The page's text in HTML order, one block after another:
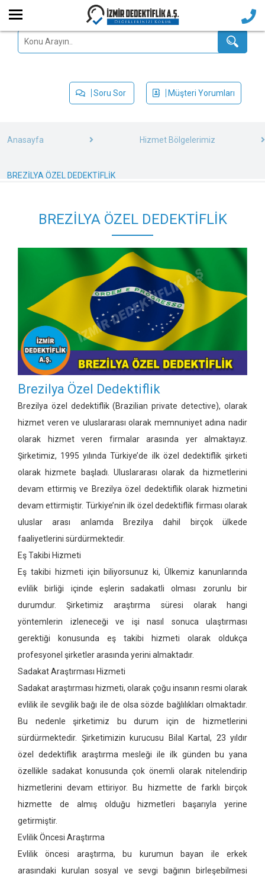
Soru Sor Müşteri Yorumları
Anasayfa Hizmet Bölgelerimiz
BREZİLYA ÖZEL DEDEKTİFLİK
BREZİLYA ÖZEL DEDEKTİFLİK
Brezilya Özel Dedektiflik
Brezilya özel dedektiflik (Brazilian private detective), olarak
hizmet veren ve uluslararası olarak memnuniyet adına nadir
olarak hizmet veren firmalar arasında yer almaktayız.
Şirketimiz, 1995 yılında Türkiye’de ilk özel dedektiflik şirketi
olarak hizmete başladı. Uluslararası olarak da hizmetlerini
devam ettirmiş ve Brezilya özel dedektiflik olarak hizmetini
devam ettirmiştir. Türkiye’nin ilk özel dedektiflik firması olarak
uluslar arası anlamda Brezilya dahil birçok ülkede
faaliyetlerini sürdürmektedir.
Eş Takibi Hizmeti
Eş takibi hizmeti için biliyorsunuz ki, Ülkemiz kanunlarında
evlilik birliği içinde eşlerin sadakatli olması zorunlu bir
durumdur. Şirketimiz araştırma süresi olarak hangi
yöntemlerin izleneceği ve işi nasıl sonuca ulaştırması
gerektiği konusunda eş takibi hizmeti olarak oldukça
profesyonel şirketler arasında yerini almaktadır.
Sadakat Araştırması Hizmeti
Sadakat araştırması hizmeti, olarak çoğu insanın resmi olarak
evlilik ile sevgilik bağı ile de olsa sözde bağlılıkları olmaktadır.
Bu nedenle şirketimiz bu durum için de hizmetlerini
sürdürmektedir. Şirketimizin kurucusu Bilal Kartal, 23 yıldır
özel dedektiflik araştırma mesleği ile ilk günden bu yana
özellikle sadakat konusunda çok önemli olarak nitelendirip
hizmetlerini devam ettiriyor. Bu hizmette de farklı birçok
hizmette de almış olduğu hizmetleri başarıyla yerine
getirmiştir.
Evlilik Öncesi Araştırma
Evlilik öncesi araştırma, bu kurumun bayan ile erkek
arasındaki kurulan sosyal ve sevgi bağının birleşebilmesi